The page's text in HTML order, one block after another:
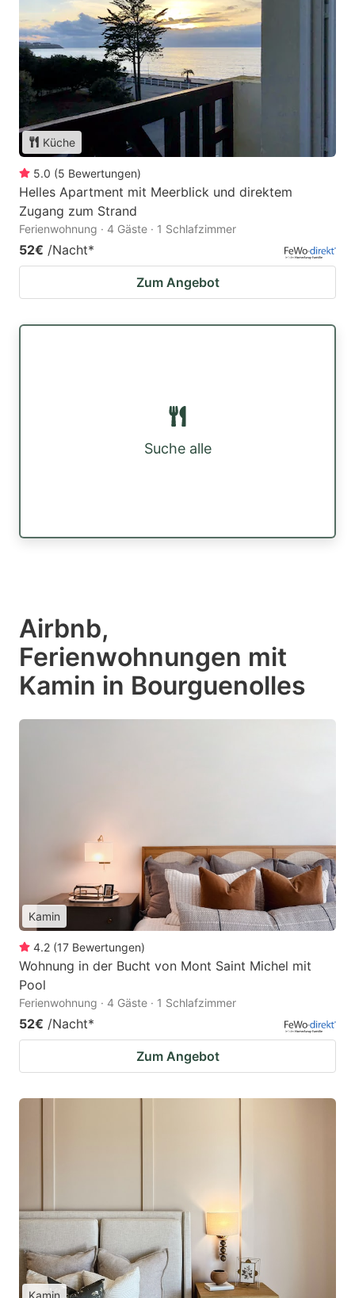
Küche
5.0 (5 Bewertungen)
Helles Apartment mit Meerblick und direktem
Zugang zum Strand
Ferienwohnung · 4 Gäste · 1 Schlafzimmer
52€ /Nacht*
Zum Angebot
Suche alle
Airbnb,
Ferienwohnungen mit
Kamin in Bourguenolles
Kamin
4.2 (17 Bewertungen)
Wohnung in der Bucht von Mont Saint Michel mit
Pool
Ferienwohnung · 4 Gäste · 1 Schlafzimmer
52€ /Nacht*
Zum Angebot
Kamin